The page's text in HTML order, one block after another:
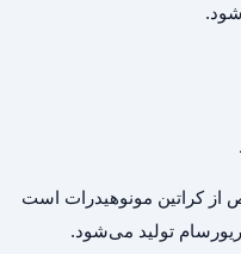
از کراتین مونوهیدرات است
تولید می‌شود.